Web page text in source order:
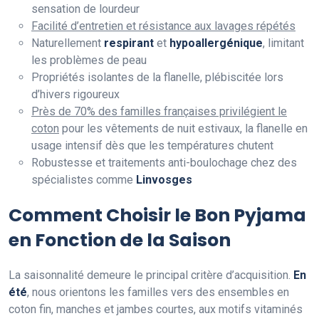
sensation de lourdeur
Facilité d’entretien et résistance aux lavages répétés
Naturellement respirant et hypoallergénique, limitant
les problèmes de peau
Propriétés isolantes de la flanelle, plébiscitée lors
d’hivers rigoureux
Près de 70% des familles françaises privilégient le
coton pour les vêtements de nuit estivaux, la flanelle en
usage intensif dès que les températures chutent
Robustesse et traitements anti-boulochage chez des
spécialistes comme Linvosges
Comment Choisir le Bon Pyjama
en Fonction de la Saison
La saisonnalité demeure le principal critère d’acquisition. En
été, nous orientons les familles vers des ensembles en
coton fin, manches et jambes courtes, aux motifs vitaminés